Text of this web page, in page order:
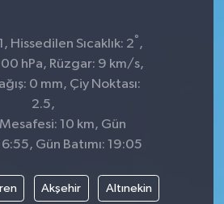
Hissedilen Sıcaklık: 2° ,
hPa, Rüzgar: 9 km/s,
0 mm, Çiy Noktası:
2.5,
10 km, Gün
Gün Batımı: 19:05
Akşehir Altınekin